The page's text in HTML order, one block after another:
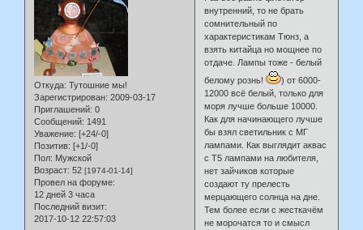
Откуда: Тутошние мы!
Зарегистрирован: 2009-03-17
Приглашений: 0
Сообщений: 1491
Уважение: [+24/-0]
Позитив: [+1/-0]
Пол: Мужской
Возраст: 52 [1974-01-14]
Провел на форуме:
12 дней 3 часа
Последний визит:
2017-10-12 22:57:03
внутренний, то не брать
сомнительный по
характеристикам Тюнз, а
взять китайца но мощнее по
отдаче. Лампы тоже - белый
белому рознь!
) от 6000-
12000 всё белый, только для
моря лучше больше 10000.
Как для начинающего лучше
бы взял светильник с МГ
лампами. Как выглядит аквас
с Т5 лампами на любителя,
нет зайчиков которые
создают ту прелесть
мерцающего солнца на дне.
Тем более если с жесткачём
не морочатся то и смысл